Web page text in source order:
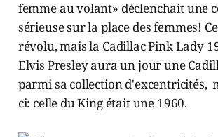
femme au volant» déclenchait une
sérieuse sur la place des femmes!
révolu, mais la Cadillac Pink Lady
Elvis Presley aura un jour une
parmi sa collection d'excentricités,
ci: celle du King était une 1960.